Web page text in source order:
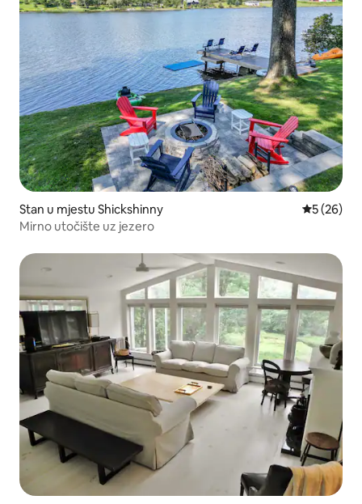
Stan u mjestu Shickshinny Prosječna
5 (26)
Mirno utočište uz jezero